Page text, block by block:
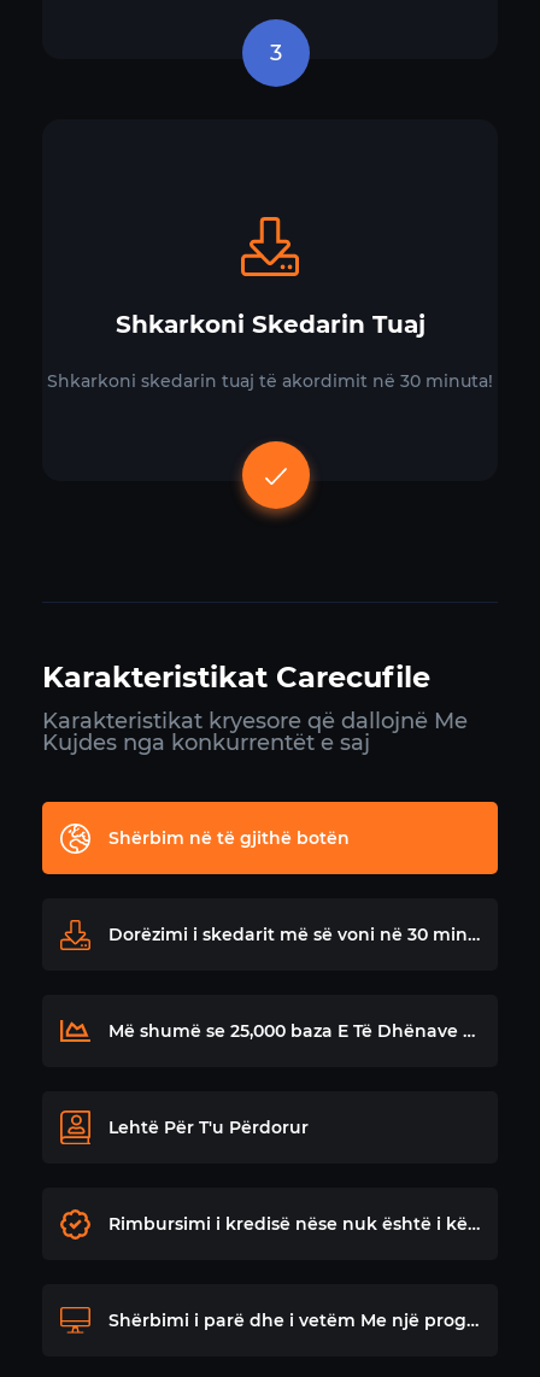
3
Shkarkoni Skedarin Tuaj
Shkarkoni skedarin tuaj të akordimit në 30 minuta!
Karakteristikat Carecufile
Karakteristikat kryesore që dallojnë Me
Kujdes nga konkurrentët e saj
Shërbim në të gjithë botën
Dorëzimi i skedarit më së voni në 30 minuta
Më shumë se 25,000 baza E Të Dhënave Winols
Lehtë Për T'u Përdorur
Rimbursimi i kredisë nëse nuk është i kënaqur
Shërbimi i parë dhe i vetëm Me një program Windows